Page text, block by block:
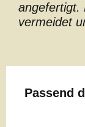
angefertigt.
vermeidet
Passend